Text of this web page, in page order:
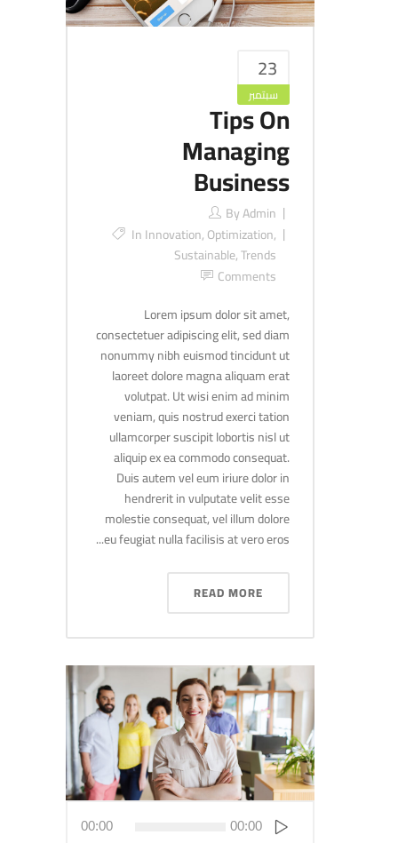
23
سبتمبر
Tips On
Managing
Business
ByAdmin
InInnovation,Optimization,
Sustainable,Trends
Comments
Lorem ipsum dolor sit amet,
consectetuer adipiscing elit, sed diam
nonummy nibh euismod tincidunt ut
laoreet dolore magna aliquam erat
volutpat. Ut wisi enim ad minim
veniam, quis nostrud exerci tation
ullamcorper suscipit lobortis nisl ut
aliquip ex ea commodo consequat.
Duis autem vel eum iriure dolor in
hendrerit in vulputate velit esse
molestie consequat, vel illum dolore
eu feugiat nulla facilisis at vero eros...
READ MORE
الصوت
00:00
00:00